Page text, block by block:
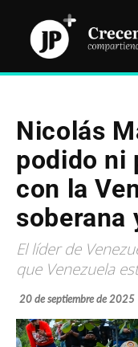
Nicolás
podido ni
con la
soberana
El líder de
que Venezuela
20 de septiembre de 2025